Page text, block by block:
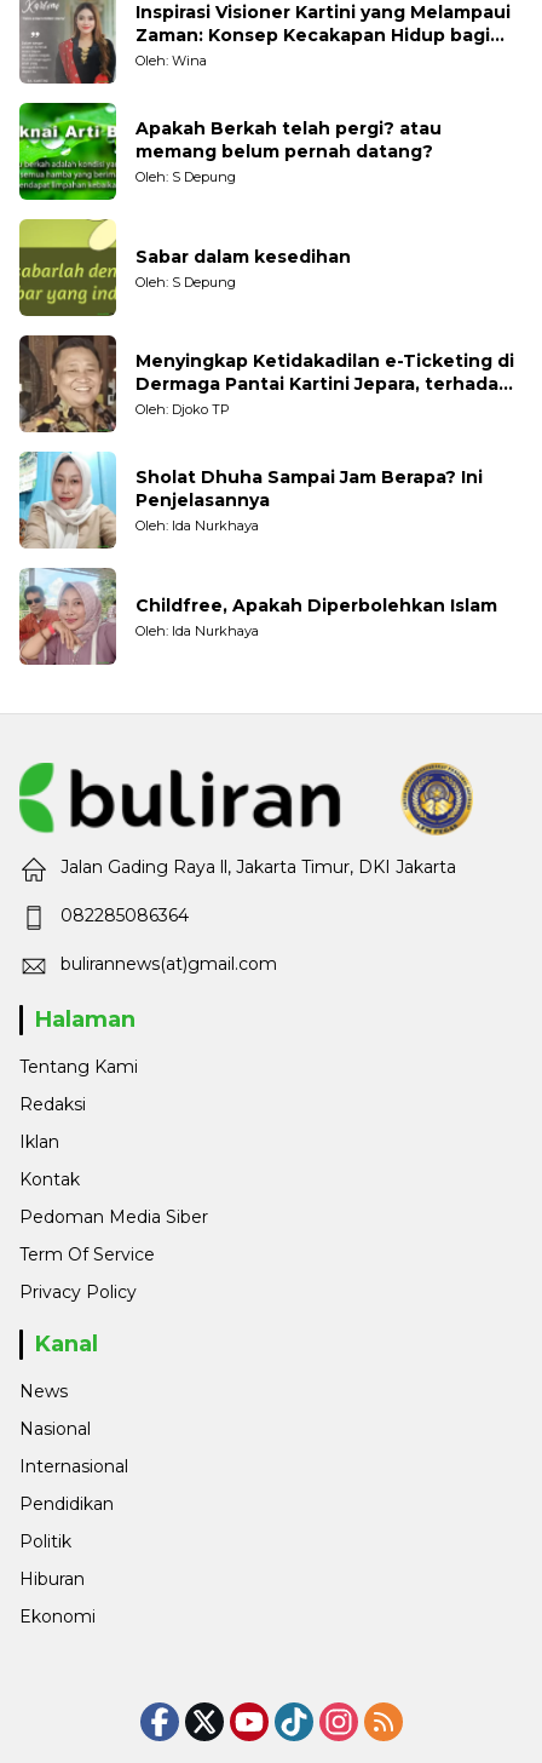
Inspirasi Visioner Kartini yang Melampaui
Zaman: Konsep Kecakapan Hidup bagi
Generasi Muda
Oleh: Wina
Apakah Berkah telah pergi? atau
memang belum pernah datang?
Oleh: S Depung
Sabar dalam kesedihan
Oleh: S Depung
Menyingkap Ketidakadilan e-Ticketing di
Dermaga Pantai Kartini Jepara, terhadap
Nelayan Tradisional
Oleh: Djoko TP
Sholat Dhuha Sampai Jam Berapa? Ini
Penjelasannya
Oleh: Ida Nurkhaya
Childfree, Apakah Diperbolehkan Islam
Oleh: Ida Nurkhaya
Jalan Gading Raya ll, Jakarta Timur, DKI Jakarta
082285086364
bulirannews(at)gmail.com
Halaman
Tentang Kami
Redaksi
Iklan
Kontak
Pedoman Media Siber
Term Of Service
Privacy Policy
Kanal
News
Nasional
Internasional
Pendidikan
Politik
Hiburan
Ekonomi